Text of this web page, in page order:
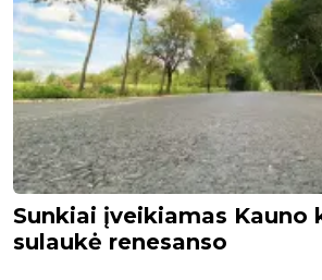
Sunkiai įveikiamas Kauno
sulaukė renesanso